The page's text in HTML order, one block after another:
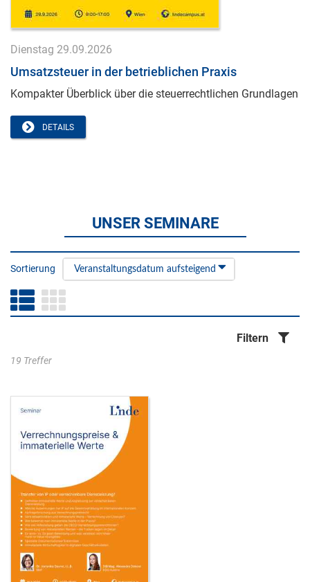
Dienstag 29.09.2026
Umsatzsteuer in der betrieblichen Praxis
Kompakter Überblick über die steuerrechtlichen Grundlagen
DETAILS
UNSER SEMINARE
Sortierung Veranstaltungsdatum aufsteigend
Filtern
19 Treffer